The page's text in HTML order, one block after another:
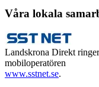
Våra lokala
Landskrona Direkt
mobiloperatören
www.sstnet.se.